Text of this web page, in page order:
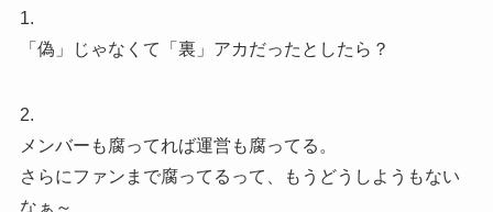
1.
「偽」じゃなくて「裏」アカだったとしたら？
2.
メンバーも腐ってれば運営も腐ってる。
さらにファンまで腐ってるって、もうどうしようもない
なぁ～